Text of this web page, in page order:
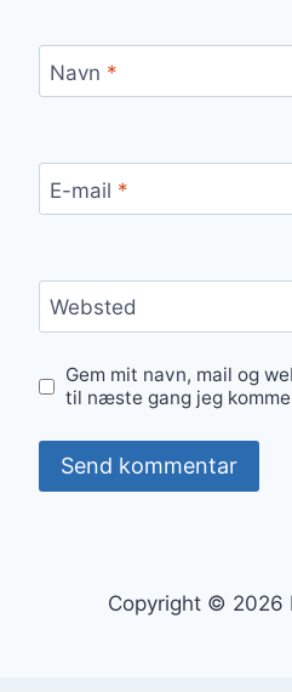
Navn *
E-mail *
Websted
Gem mit navn, mail og
til næste gang jeg
Copyright © 2026